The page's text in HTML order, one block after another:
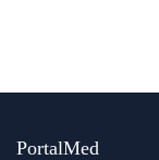
PortalMed